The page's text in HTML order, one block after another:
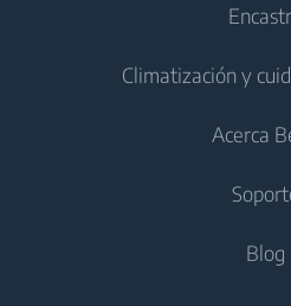
Frigoríficos y
Cocción
Placas
Lavadoras de
Lavadora secadora de
Cocción
Hornos
Placas
Climatización y
Aires
Acerca
Acerca
Blog